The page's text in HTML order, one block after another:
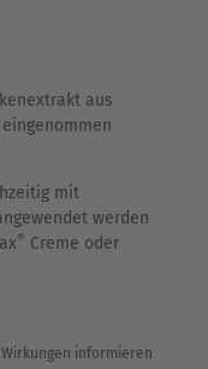
aus
mit
werden
® Creme oder
informieren